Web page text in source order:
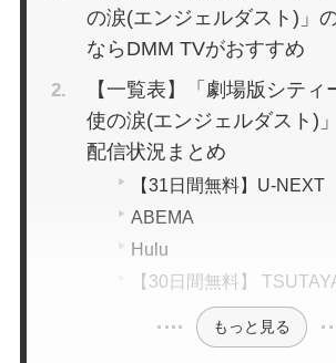
の涙(エンジェルダスト)」
ならDMM TVがおすすめ
【一覧表】「劇場版シティ
使の涙(エンジェルダスト)
配信状況まとめ
【31日間無料】U-NEXT
ABEMA
Hulu
【30日間無料】
もっと見る